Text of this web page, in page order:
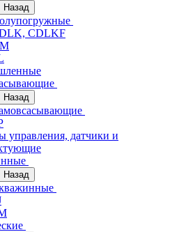
Назад
CDLKF
Назад
управления, датчики и
Назад